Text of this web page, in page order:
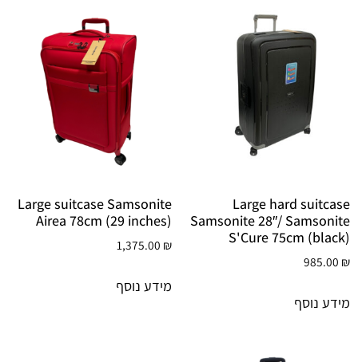
Large hard suitcase
Samsonite 28″/ Samsonite
S'Cure 75cm (black)
985.00 ₪
מידע נוסף
Large suitcase Samsonite
Airea 78cm (29 inches)
1,375.00 ₪
מידע נוסף